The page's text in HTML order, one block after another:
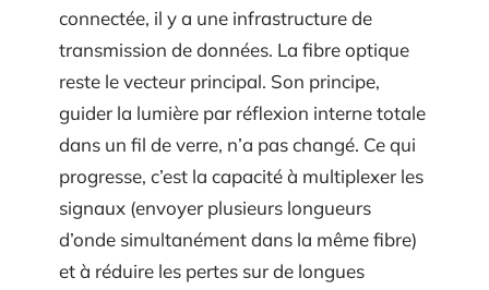
connectée, il y a une infrastructure de
transmission de données. La fibre optique
reste le vecteur principal. Son principe,
guider la lumière par réflexion interne totale
dans un fil de verre, n’a pas changé. Ce qui
progresse, c’est la capacité à multiplexer les
signaux (envoyer plusieurs longueurs
d’onde simultanément dans la même fibre)
et à réduire les pertes sur de longues